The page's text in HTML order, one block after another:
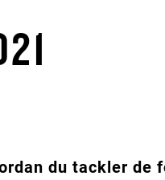
du tackler de